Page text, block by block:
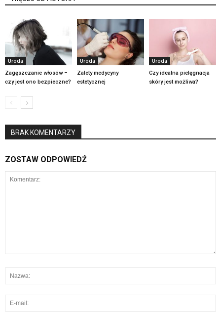
Uroda
Zagęszczanie włosów –
czy jest ono bezpieczne?
Uroda
Zalety medycyny
estetycznej
Uroda
Czy idealna pielęgnacja
skóry jest możliwa?
BRAK KOMENTARZY
ZOSTAW ODPOWIEDŹ